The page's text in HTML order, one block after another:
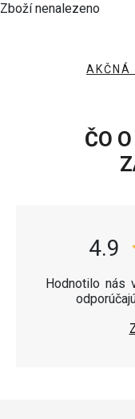
Zboží nenalezeno
AKČNÁ
ČO
4.9
Hodnotilo nás